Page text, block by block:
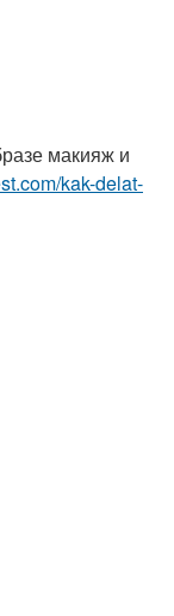
макияж и
kak-delat-